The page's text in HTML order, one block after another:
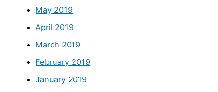
May 2019
April 2019
March 2019
February 2019
January 2019